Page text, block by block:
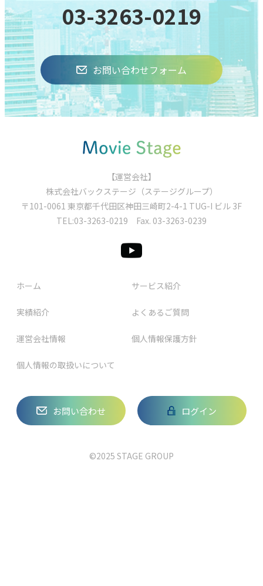
03-3263-0219
お問い合わせフォーム
【運営会社】
株式会社バックステージ（ステージグループ）
〒101-0061 東京都千代⽥区神⽥三崎町2-4-1 TUG-I ビル 3F
TEL:03-3263-0219 Fax. 03-3263-0239
ホーム サービス紹介
実績紹介 よくあるご質問
運営会社情報 個人情報保護方針
個人情報の取扱いについて
お問い合わせ ログイン
©2025 STAGE GROUP